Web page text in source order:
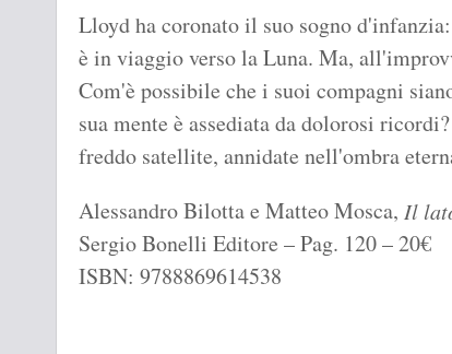
Lloyd ha coronato il suo sogno
è in viaggio verso la Luna. Ma,
Com'è possibile che i suoi compagni
sua mente è assediata da dolorosi
freddo satellite, annidate nell'ombra
Alessandro Bilotta e Matteo Mosca, Il
Sergio Bonelli Editore – Pag. 120 – 20€
ISBN: 9788869614538